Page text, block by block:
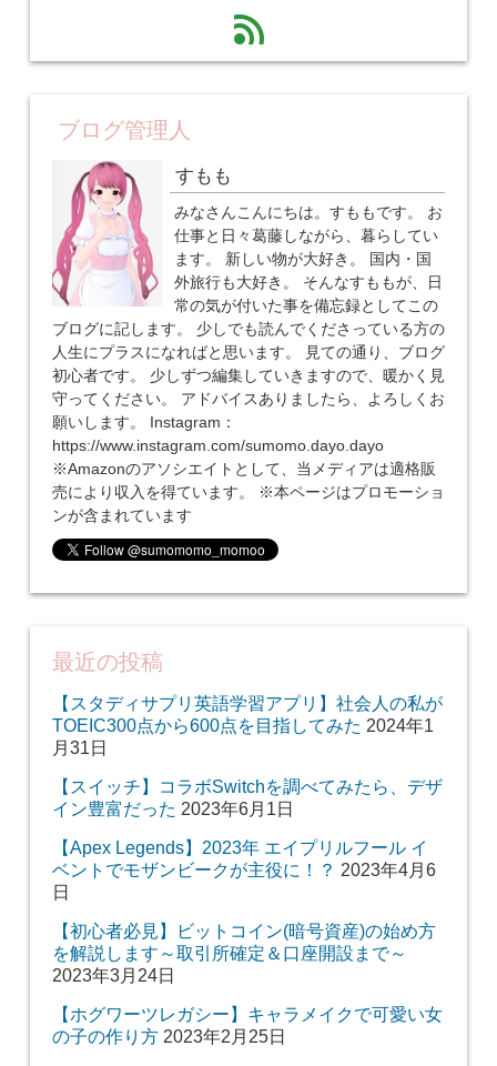
feed
ブログ管理人
すもも
みなさんこんにちは。すももです。 お
仕事と日々葛藤しながら、暮らしてい
ます。 新しい物が大好き。 国内・国
外旅行も大好き。 そんなすももが、日
常の気が付いた事を備忘録としてこの
ブログに記します。 少しでも読んでくださっている方の
人生にプラスになればと思います。 見ての通り、ブログ
初心者です。 少しずつ編集していきますので、暖かく見
守ってください。 アドバイスありましたら、よろしくお
願いします。 Instagram：
https://www.instagram.com/sumomo.dayo.dayo
※Amazonのアソシエイトとして、当メディアは適格販
売により収入を得ています。 ※本ページはプロモーショ
ンが含まれています
最近の投稿
【スタディサプリ英語学習アプリ】社会人の私が
TOEIC300点から600点を目指してみた 2024年1
月31日
【スイッチ】コラボSwitchを調べてみたら、デザ
イン豊富だった 2023年6月1日
【Apex Legends】2023年 エイプリルフール イ
ベントでモザンビークが主役に！？ 2023年4月6
日
【初心者必見】ビットコイン(暗号資産)の始め方
を解説します～取引所確定＆口座開設まで～
2023年3月24日
【ホグワーツレガシー】キャラメイクで可愛い女
の子の作り方 2023年2月25日